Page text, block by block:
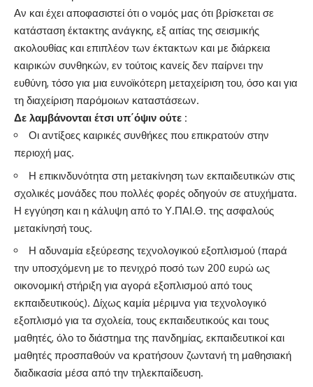
Αν και έχει αποφασιστεί ότι ο νομός μας ότι βρίσκεται σε
κατάσταση έκτακτης ανάγκης, εξ αιτίας της σεισμικής
ακολουθίας και επιπλέον των έκτακτων και με διάρκεια
καιρικών συνθηκών, εν τούτοις κανείς δεν παίρνει την
ευθύνη, τόσο για μια ευνοϊκότερη μεταχείριση του, όσο και για
τη διαχείριση παρόμοιων καταστάσεων.
Δε λαμβάνονται έτσι υπ΄όψιν ούτε :
Οι αντίξοες καιρικές συνθήκες που επικρατούν στην
περιοχή μας.
Η επικινδυνότητα στη μετακίνηση των εκπαιδευτικών στις
σχολικές μονάδες που πολλές φορές οδηγούν σε ατυχήματα.
Η εγγύηση και η κάλυψη από το Υ.ΠΑΙ.Θ. της ασφαλούς
μετακίνησή τους.
Η αδυναμία εξεύρεσης τεχνολογικού εξοπλισμού (παρά
την υποσχόμενη με το πενιχρό ποσό των 200 ευρώ ως
οικονομική στήριξη για αγορά εξοπλισμού από τους
εκπαιδευτικούς). Δίχως καμία μέριμνα για τεχνολογικό
εξοπλισμό για τα σχολεία, τους εκπαιδευτικούς και τους
μαθητές, όλο το διάστημα της πανδημίας, εκπαιδευτικοί και
μαθητές προσπαθούν να κρατήσουν ζωντανή τη μαθησιακή
διαδικασία μέσα από την τηλεκπαίδευση.